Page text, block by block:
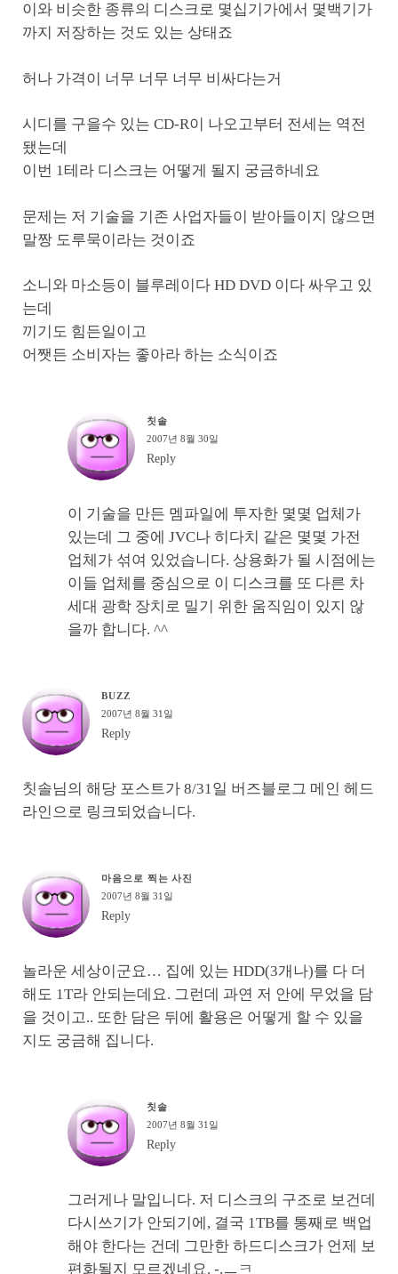
이와 비슷한 종류의 디스크로 몇십기가에서 몇백기가
까지 저장하는 것도 있는 상태죠
허나 가격이 너무 너무 너무 비싸다는거
시디를 구을수 있는 CD-R이 나오고부터 전세는 역전
됐는데
이번 1테라 디스크는 어떻게 될지 궁금하네요
문제는 저 기술을 기존 사업자들이 받아들이지 않으면
말짱 도루묵이라는 것이죠
소니와 마소등이 블루레이다 HD DVD 이다 싸우고 있
는데
끼기도 힘든일이고
어쨋든 소비자는 좋아라 하는 소식이죠
칫솔
2007년 8월 30일
Reply
이 기술을 만든 멤파일에 투자한 몇몇 업체가
있는데 그 중에 JVC나 히다치 같은 몇몇 가전
업체가 섞여 있었습니다. 상용화가 될 시점에는
이들 업체를 중심으로 이 디스크를 또 다른 차
세대 광학 장치로 밀기 위한 움직임이 있지 않
을까 합니다. ^^
BUZZ
2007년 8월 31일
Reply
칫솔님의 해당 포스트가 8/31일 버즈블로그 메인 헤드
라인으로 링크되었습니다.
마음으로 찍는 사진
2007년 8월 31일
Reply
놀라운 세상이군요… 집에 있는 HDD(3개나)를 다 더
해도 1T라 안되는데요. 그런데 과연 저 안에 무었을 담
을 것이고.. 또한 담은 뒤에 활용은 어떻게 할 수 있을
지도 궁금해 집니다.
칫솔
2007년 8월 31일
Reply
그러게나 말입니다. 저 디스크의 구조로 보건데
다시쓰기가 안되기에, 결국 1TB를 통째로 백업
해야 한다는 건데 그만한 하드디스크가 언제 보
편화될지 모르겠네요. -.ㅡㅋ